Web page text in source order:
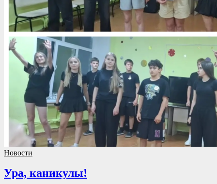
Новости
Ура, каникулы!